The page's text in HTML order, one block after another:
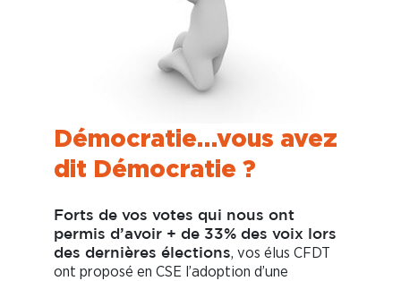
Démocratie…vous avez
dit Démocratie ?
Forts de vos votes qui nous ont
permis d’avoir + de 33% des voix lors
des dernières élections, vos élus CFDT
ont proposé en CSE l’adoption d’une